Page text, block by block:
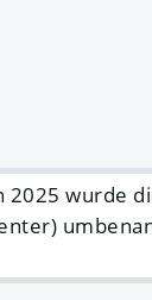
2025 wurde